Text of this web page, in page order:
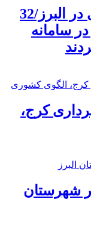
کاهش نرخ بیکاری در البرز/32
سامانه
کرج،
در شهرستان